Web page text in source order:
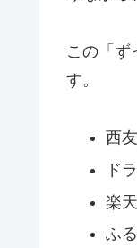
この「ず
す。
西
ド
楽
ふ